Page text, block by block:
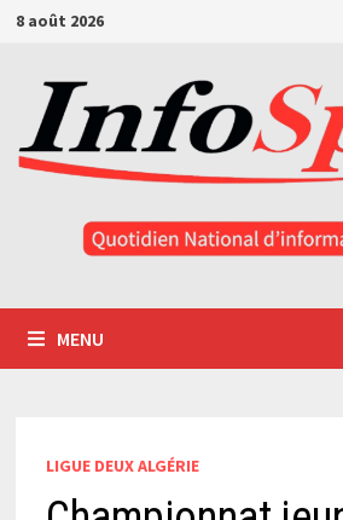
Passer
contenu
8 août 2026
MENU
LIGUE DEUX ALGÉRIE